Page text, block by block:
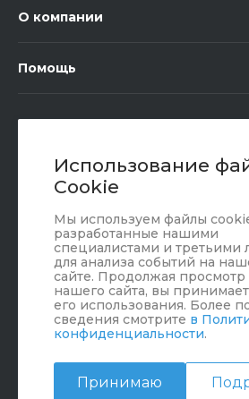
Использование
Cookie
Мы используем файлы
разработанные нашими
специалистами и третьими
для анализа событий на
сайте. Продолжая просмотр
нашего сайта, вы
его использования. Более
сведения смотрите в
конфиденциальности.
Принимаю
О компании
Помощь
г. Юрюзань, ул.